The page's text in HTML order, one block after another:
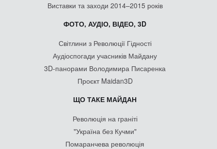
Виставки та заходи 2014–2015 років
ФОТО, АУДІО, ВІДЕО, 3D
Світлини з Революції Гідності
Аудіоспогади учасників Майдану
3D-панорами Володимира Писаренка
Проєкт Maidan3D
ЩО ТАКЕ МАЙДАН
Революція на граніті
"Україна без Кучми"
Помаранчева революція